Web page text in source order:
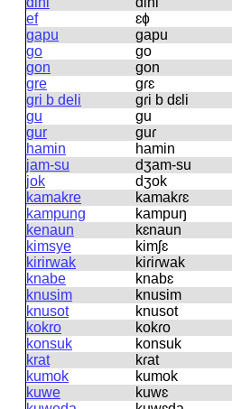
ef
ɛɸ
gapu
ɡapu
go
ɡo
gon
ɡon
gre
ɡɾɛ
gri b deli
ɡɾi b dɛli
gu
ɡu
gur
ɡuɾ
hamin
hamin
jam-su
dʒam-su
jok
dʒok
kamakre
kamakɾɛ
kampung
kampuŋ
kenaun
kɛnaun
kimsye
kimʃɛ
kirirwak
kiɾiɾwak
knabe
knabɛ
knusim
knusim
knusot
knusot
kokro
kokɾo
konsuk
konsuk
krat
kɾat
kumok
kumok
kuwe
kuwɛ